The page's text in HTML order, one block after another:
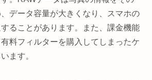
データ容量が大きくなり、スマホの
ることがあります。また、課金機能
料フィルターを購入してしまったケ
ます。